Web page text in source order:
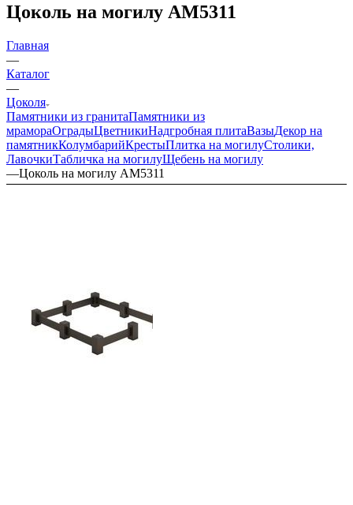
Цоколь на могилу AM5311
Главная
—
Каталог
—
Цоколя
Памятники из гранитаПамятники из
мрамораОградыЦветникиНадгробная плитаВазыДекор на
памятникКолумбарийКрестыПлитка на могилуСтолики,
ЛавочкиТабличка на могилуЩебень на могилу
—Цоколь на могилу AM5311